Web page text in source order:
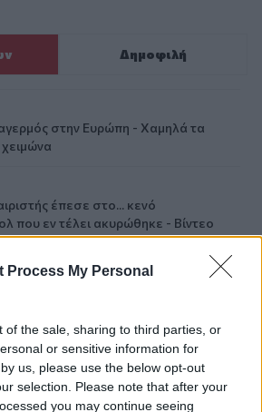
Process My Personal
of the sale, sharing to third parties, or
or sensitive information for
us, please use the below opt-out
selection. Please note that after your
you may continue seeing
Δημοφιλή
στην Ευρώπη - Χαμηλά τα
έπεσε στο... κενό
που εν τέλει ακυρώθηκε - Βίντεο
Κοινό Σχέδιο Δράσης Ελλάδας –
tempura με κρούστα καρύδας